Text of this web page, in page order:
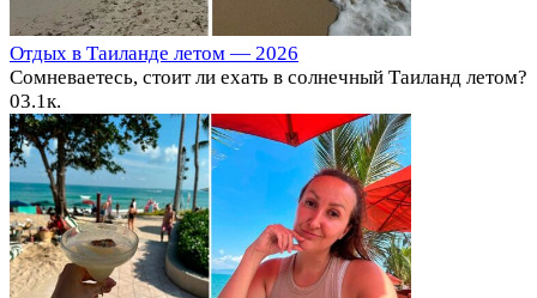
Отдых в Таиланде летом — 2026
Сомневаетесь, стоит ли ехать в солнечный Таиланд летом?
03.1к.